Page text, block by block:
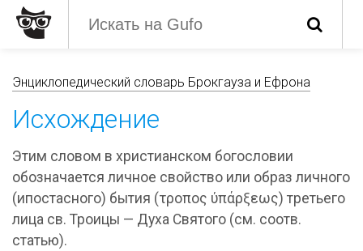
Энциклопедический словарь Брокгауза и Ефрона
Исхождение
Этим словом в христианском богословии
обозначается личное свойство или образ личного
(ипостасного) бытия (τροπος ύπάρξεως) третьего
лица св. Троицы — Духа Святого (см. соотв.
статью).